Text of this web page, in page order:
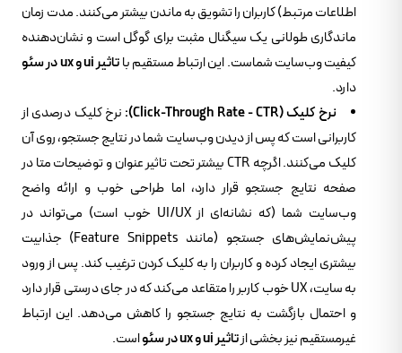
اطلاعات مرتبط) کاربران را تشویق به ماندن بیشتر می‌کنند. مدت زمان
ماندگاری طولانی یک سیگنال مثبت برای گوگل است و نشان‌دهنده
کیفیت وب‌سایت شماست. این ارتباط مستقیم باتاثیر ui و ux در سئو
دارد.
نرخ کلیک (Click-Through Rate - CTR):
نرخ کلیک درصدی از
کاربرانی است که پس از دیدن وب‌سایت شما در نتایج جستجو، روی آن
کلیک می‌کنند. اگرچه CTR بیشتر تحت تاثیر عنوان و توضیحات متا در
صفحه نتایج جستجو قرار دارد، اما طراحی خوب و ارائه واضح
وب‌سایت شما (که نشانه‌ای از UI/UX خوب است) می‌تواند در
پیش‌نمایش‌های جستجو (مانند Feature Snippets) جذابیت
بیشتری ایجاد کرده و کاربران را به کلیک کردن ترغیب کند. پس از ورود
به سایت، UX خوب کاربر را متقاعد می‌کند که در جای درستی قرار دارد
و احتمال بازگشت به نتایج جستجو را کاهش می‌دهد. این ارتباط
غیرمستقیم نیز بخشی ازتاثیر ui و ux در سئو
است.